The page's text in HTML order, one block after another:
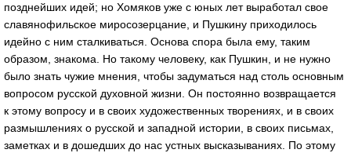
позднейших идей; но Хомяков уже с юных лет выработал свое
славянофильское миросозерцание, и Пушкину приходилось
идейно с ним сталкиваться. Основа спора была ему, таким
образом, знакома. Но такому человеку, как Пушкин, и не нужно
было знать чужие мнения, чтобы задуматься над столь основным
вопросом русской духовной жизни. Он постоянно возвращается
к этому вопросу и в своих художественных творениях, и в своих
размышлениях о русской и западной истории, в своих письмах,
заметках и в дошедших до нас устных высказываниях. По этому